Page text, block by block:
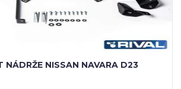
NÁDRŽE NISSAN NAVARA D23